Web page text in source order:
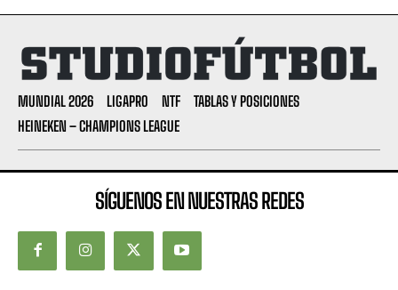
MUNDIAL 2026 LIGAPRO NTF
TABLAS Y POSICIONES
HEINEKEN – CHAMPIONS LEAGUE
SÍGUENOS EN NUESTRAS REDES